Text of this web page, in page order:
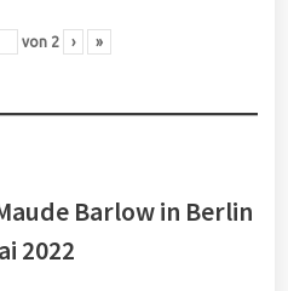
von 2 › »
Barlow in Berlin
2022